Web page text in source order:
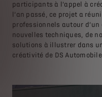
participants à l’appel à
l’an passé, ce projet a
professionnels autour
nouvelles techniques, de
solutions à illustrer dans
créativité de DS